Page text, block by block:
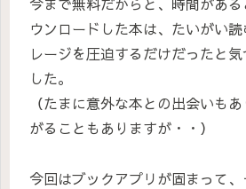
ウンロードした本は、たいがい
レージを圧迫するだけだったと
した。
（たまに意外な本との出会いも
がることもありますが・・）
今回はブックアプリが固まって